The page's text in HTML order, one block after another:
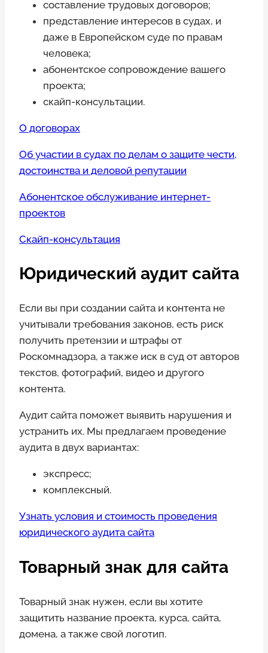
составление трудовых договоров;
представление интересов в судах, и
даже в Европейском суде по правам
человека;
абонентское сопровождение вашего
проекта;
скайп-консультации.
О договорах
Об участии в судах по делам о защите чести,
достоинства и деловой репутации
Абонентское обслуживание интернет-
проектов
Скайп-консультация
Юридический аудит сайта
Если вы при создании сайта и контента не
учитывали требования законов, есть риск
получить претензии и штрафы от
Роскомнадзора, а также иск в суд от авторов
текстов, фотографий, видео и другого
контента.
Аудит сайта поможет выявить нарушения и
устранить их. Мы предлагаем проведение
аудита в двух вариантах:
экспресс;
комплексный.
Узнать условия и стоимость проведения
юридического аудита сайта
Товарный знак для сайта
Товарный знак нужен, если вы хотите
защитить название проекта, курса, сайта,
домена, а также свой логотип.